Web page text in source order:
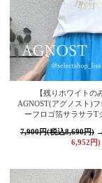
【残りホワイトの
AGNOST(アグノスト)
ーフロゴ箔サラサラT
7,900円(税込8,690円) →
6,952円)